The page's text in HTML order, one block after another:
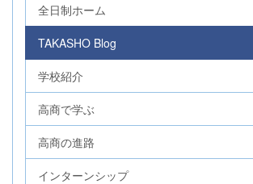
全日制ホーム
TAKASHO Blog
学校紹介
高商で学ぶ
高商の進路
インターンシップ